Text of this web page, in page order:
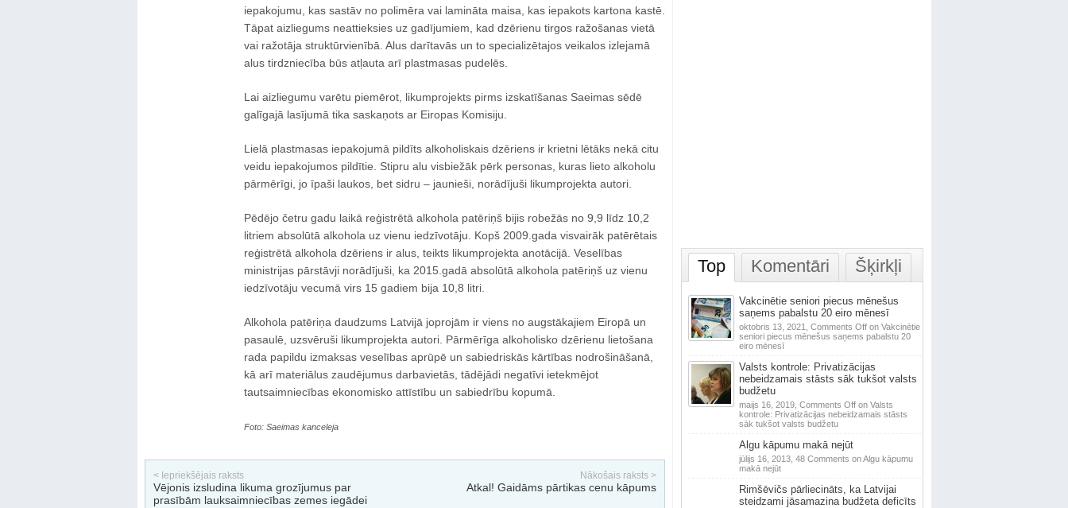
iepakojumu, kas sastāv no polimēra vai lamināta maisa, kas iepakots kartona kastē.
Tāpat aizliegums neattieksies uz gadījumiem, kad dzērienu tirgos ražošanas vietā
vai ražotāja struktūrvienībā. Alus darītavās un to specializētajos veikalos izlejamā
alus tirdzniecība būs atļauta arī plastmasas pudelēs.
Lai aizliegumu varētu piemērot, likumprojekts pirms izskatīšanas Saeimas sēdē
galīgajā lasījumā tika saskaņots ar Eiropas Komisiju.
Lielā plastmasas iepakojumā pildīts alkoholiskais dzēriens ir krietni lētāks nekā citu
veidu iepakojumos pildītie. Stipru alu visbiežāk pērk personas, kuras lieto alkoholu
pārmērīgi, jo īpaši laukos, bet sidru – jaunieši, norādījuši likumprojekta autori.
Pēdējo četru gadu laikā reģistrētā alkohola patēriņš bijis robežās no 9,9 līdz 10,2
litriem absolūtā alkohola uz vienu iedzīvotāju. Kopš 2009.gada visvairāk patērētais
reģistrētā alkohola dzēriens ir alus, teikts likumprojekta anotācijā. Veselības
ministrijas pārstāvji norādījuši, ka 2015.gadā absolūtā alkohola patēriņš uz vienu
iedzīvotāju vecumā virs 15 gadiem bija 10,8 litri.
Alkohola patēriņa daudzums Latvijā joprojām ir viens no augstākajiem Eiropā un
pasaulē, uzsvēruši likumprojekta autori. Pārmērīga alkoholisko dzērienu lietošana
rada papildu izmaksas veselības aprūpē un sabiedriskās kārtības nodrošināšanā,
kā arī materiālus zaudējumus darbavietās, tādējādi negatīvi ietekmējot
tautsaimniecības ekonomisko attīstību un sabiedrību kopumā.
Foto: Saeimas kanceleja
< Iepriekšējais raksts
Vējonis izsludina likuma grozījumus par
prasībām lauksaimniecības zemes iegādei
Nākošais raksts >
Atkal! Gaidāms pārtikas cenu kāpums
Top Komentāri Šķirkļi
Vakcinētie seniori piecus mēnešus
saņems pabalstu 20 eiro mēnesī
oktobris 13, 2021, Comments Offon Vakcinētie
seniori piecus mēnešus saņems pabalstu 20
eiro mēnesī
Valsts kontrole: Privatizācijas
nebeidzamais stāsts sāk tukšot valsts
budžetu
maijs 16, 2019, Comments Offon Valsts
kontrole: Privatizācijas nebeidzamais stāsts
sāk tukšot valsts budžetu
Algu kāpumu makā nejūt
jūlijs 16, 2013, 48 Comments on Algu kāpumu
makā nejūt
Rimšēvičs pārliecināts, ka Latvijai
steidzami jāsamazina budžeta deficīts